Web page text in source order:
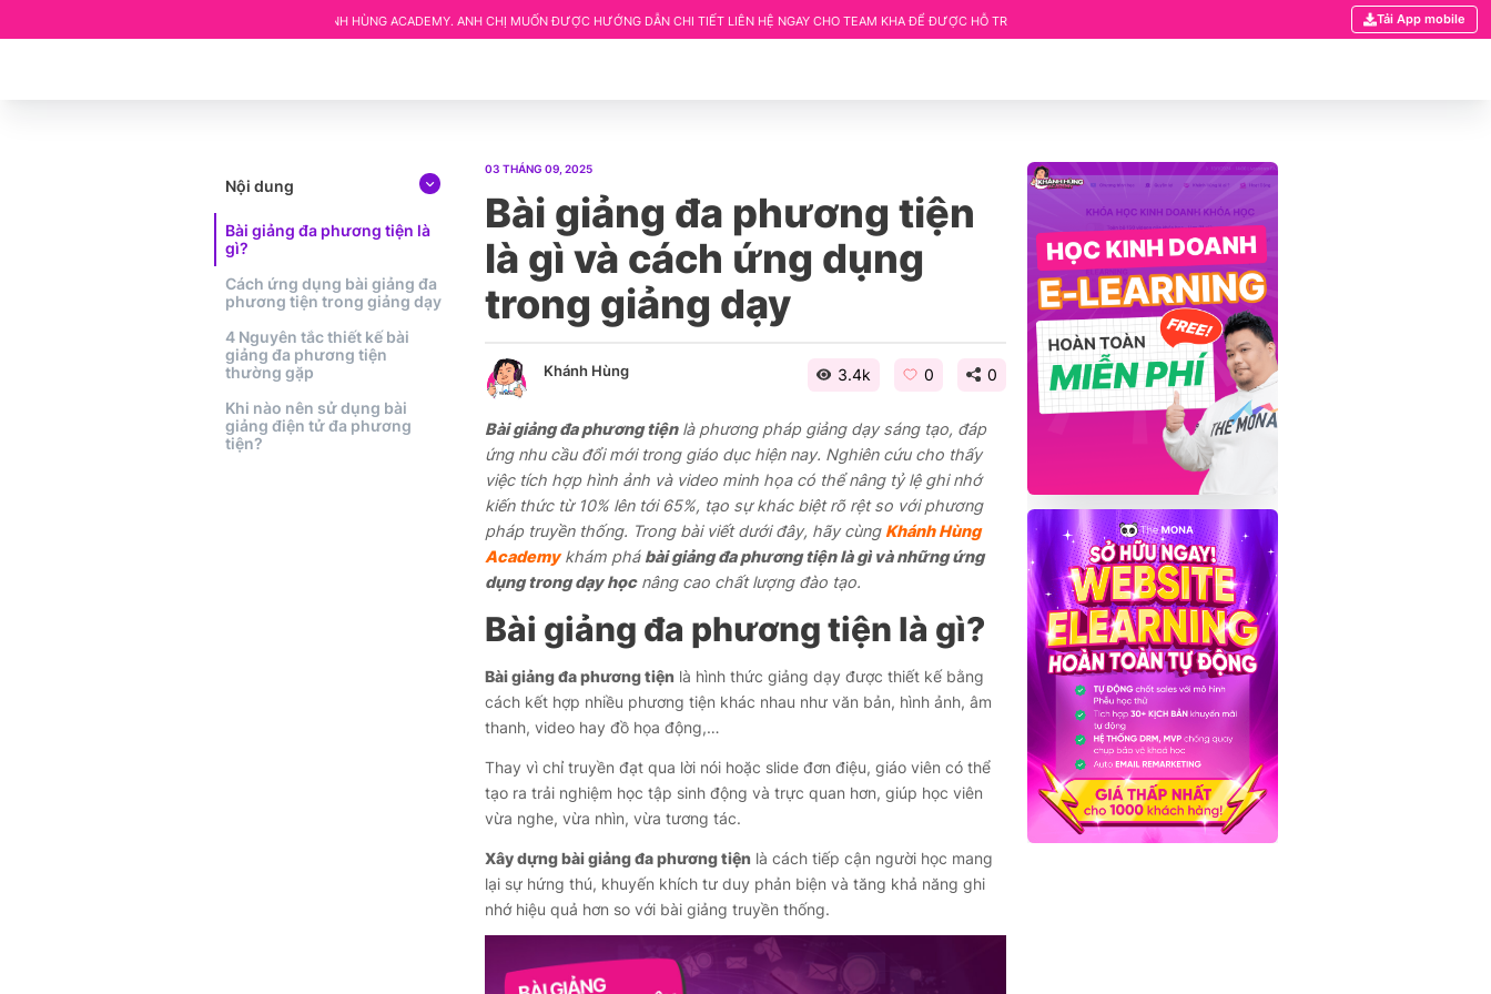
HỆ THỐNG KHÓA HỌC CỦA KHÁNH HÙNG ACADEMY. ANH CHỊ MUỐN ĐƯỢC HƯỚNG DẪN CHI TIẾT LIÊN HỆ NGAY CHO TEAM KHA ĐỂ ĐƯỢC HỖ TRỢ. CHỦ ĐỀ: CẬP TÍNH NĂNG PHÂN QUYỀN TÀI LIỆU ĐÃ CÓ MẶT TRÊN HỆ THỐNG KHÓA HỌC
Tải App mobile
Nội dung
Bài giảng đa phương tiện là
gì?
Cách ứng dụng bài giảng đa
phương tiện trong giảng dạy
4 Nguyên tắc thiết kế bài
giảng đa phương tiện
thường gặp
Khi nào nên sử dụng bài
giảng điện tử đa phương
tiện?
03 THÁNG 09, 2025
Bài giảng đa phương tiện
là gì và cách ứng dụng
trong giảng dạy
Khánh Hùng 3.4k 0 0
Bài giảng đa phương tiệnlà phương pháp giảng dạy sáng tạo, đáp
ứng nhu cầu đổi mới trong giáo dục hiện nay. Nghiên cứu cho thấy
việc tích hợp hình ảnh và video minh họa có thể nâng tỷ lệ ghi nhớ
kiến thức từ 10% lên tới 65%, tạo sự khác biệt rõ rệt so với phương
pháp truyền thống. Trong bài viết dưới đây, hãy cùng Khánh Hùng
Academykhám phá bài giảng đa phương tiện là gì và những ứng
dụng trong dạy họcnâng cao chất lượng đào tạo.
Bài giảng đa phương tiện là gì?
Bài giảng đa phương tiện là hình thức giảng dạy được thiết kế bằng
cách kết hợp nhiều phương tiện khác nhau như văn bản, hình ảnh, âm
thanh, video hay đồ họa động,…
Thay vì chỉ truyền đạt qua lời nói hoặc slide đơn điệu, giáo viên có thể
tạo ra trải nghiệm học tập sinh động và trực quan hơn, giúp học viên
vừa nghe, vừa nhìn, vừa tương tác.
Xây dựng bài giảng đa phương tiện là cách tiếp cận người học mang
lại sự hứng thú, khuyến khích tư duy phản biện và tăng khả năng ghi
nhớ hiệu quả hơn so với bài giảng truyền thống.